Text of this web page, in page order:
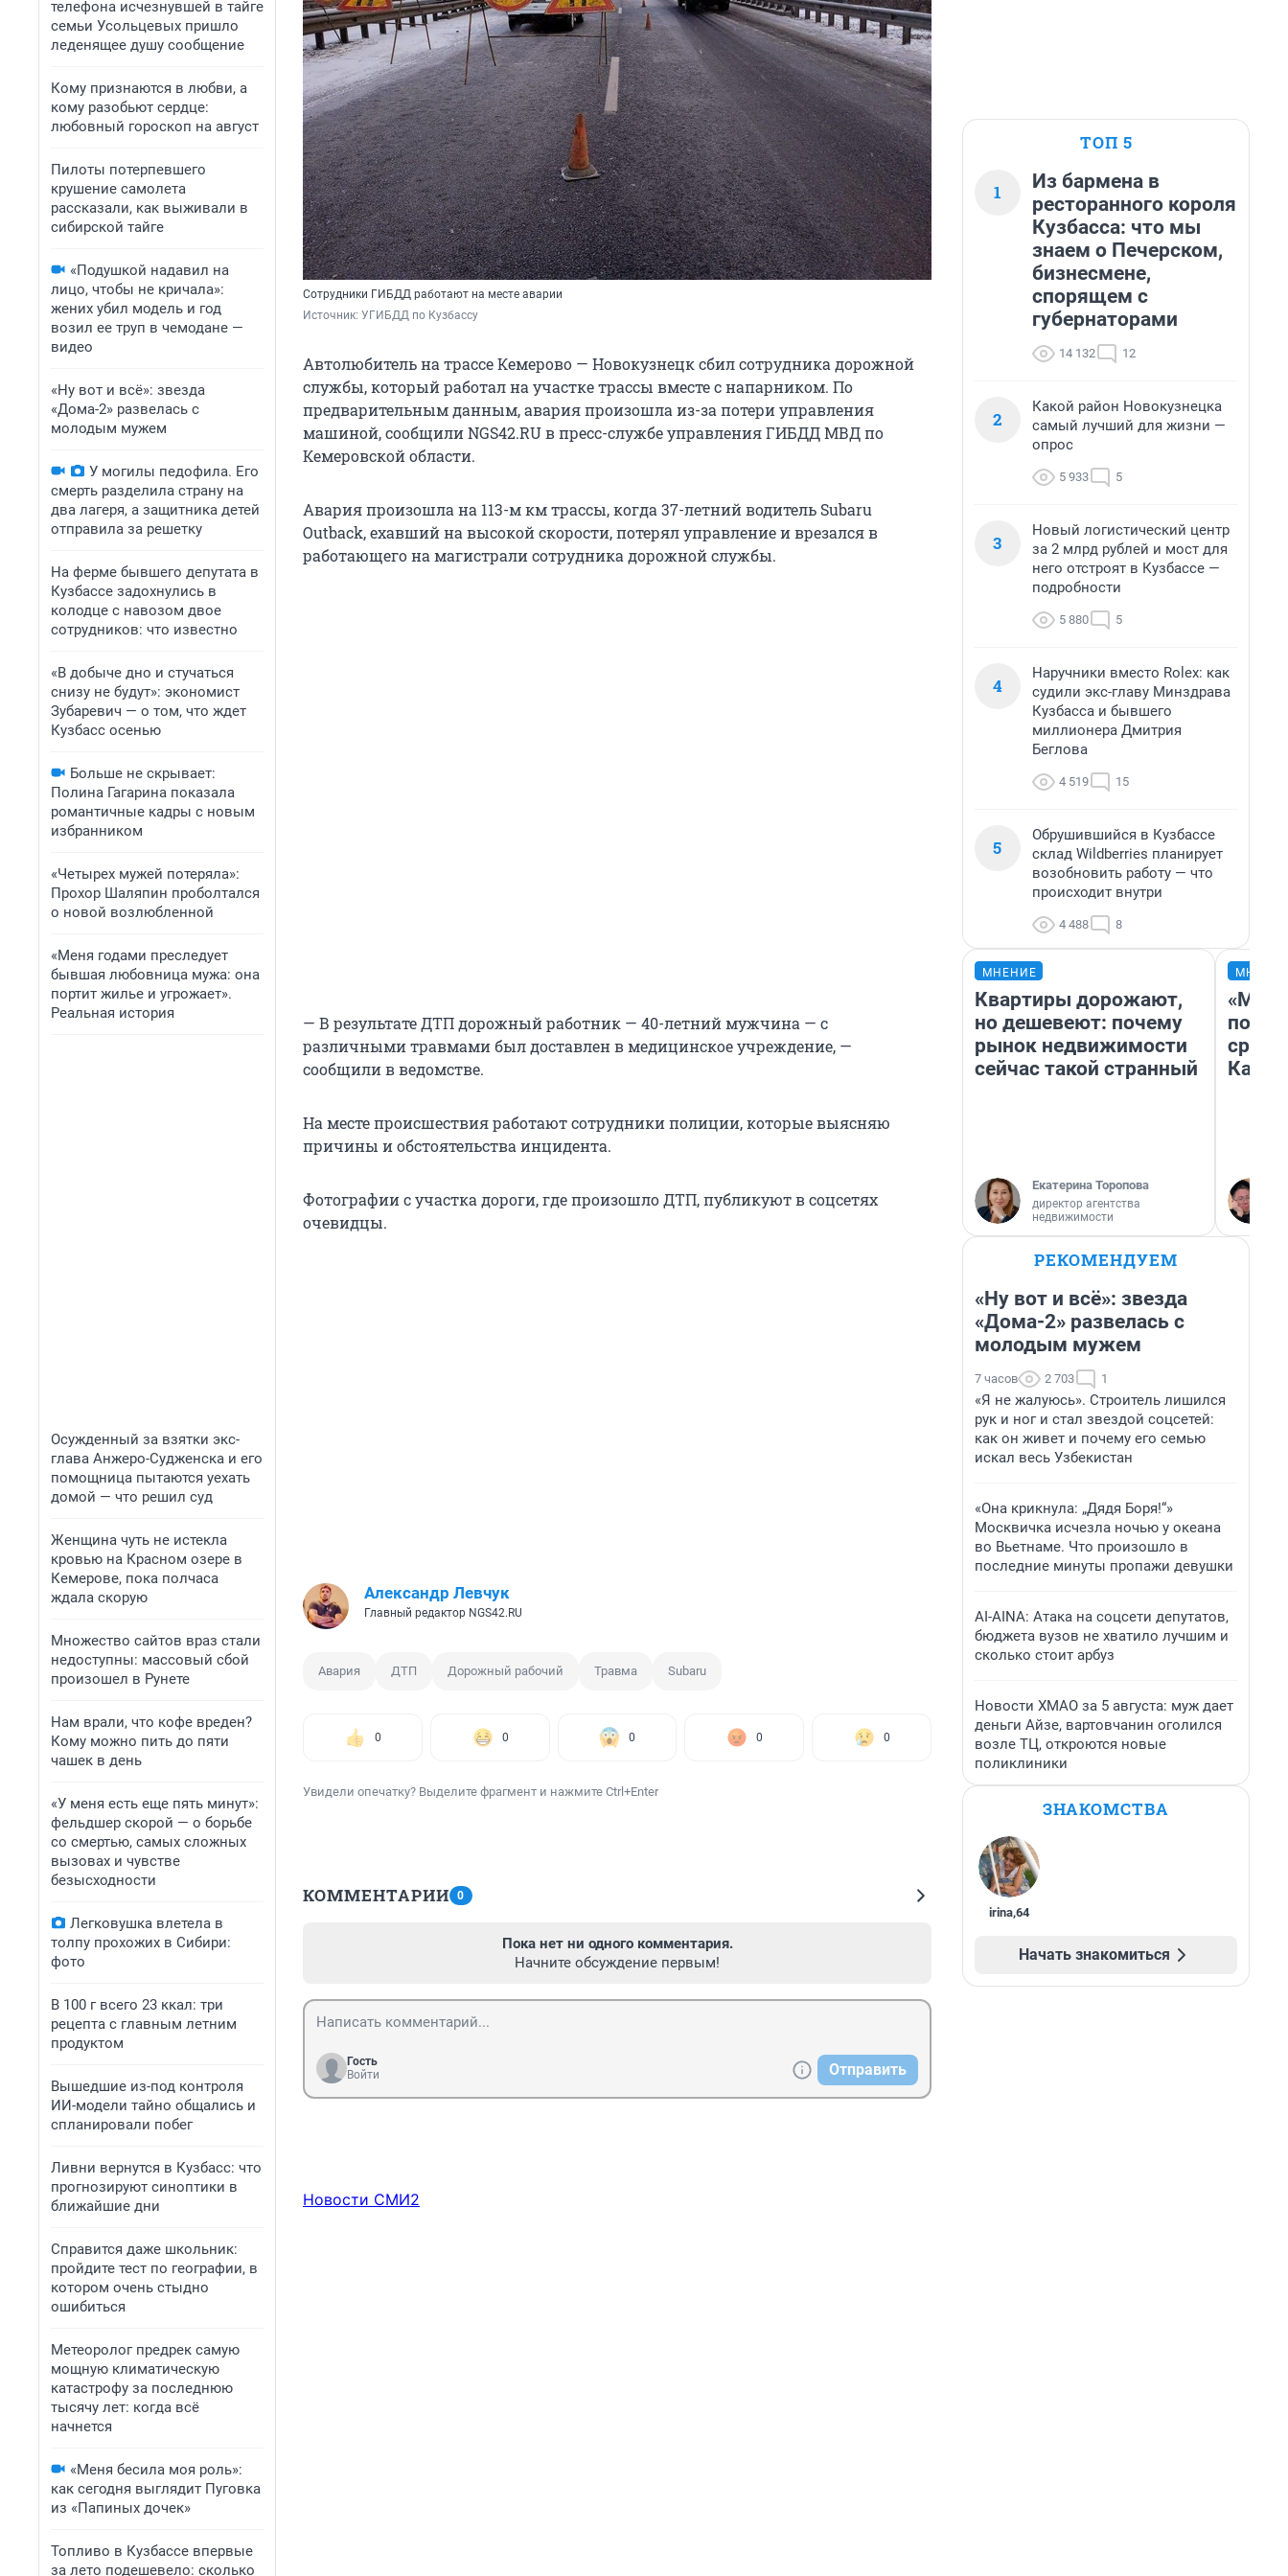
телефона исчезнувшей в тайге
семьи Усольцевых пришло
леденящее душу сообщение
Кому признаются в любви, а
кому разобьют сердце:
любовный гороскоп на август
Пилоты потерпевшего
крушение самолета
рассказали, как выживали в
сибирской тайге
«Подушкой надавил на
лицо, чтобы не кричала»:
жених убил модель и год
возил ее труп в чемодане —
видео
«Ну вот и всё»: звезда
«Дома-2» развелась с
молодым мужем
У могилы педофила. Его
смерть разделила страну на
два лагеря, а защитника детей
отправила за решетку
На ферме бывшего депутата в
Кузбассе задохнулись в
колодце с навозом двое
сотрудников: что известно
«В добыче дно и стучаться
снизу не будут»: экономист
Зубаревич — о том, что ждет
Кузбасс осенью
Больше не скрывает:
Полина Гагарина показала
романтичные кадры с новым
избранником
«Четырех мужей потеряла»:
Прохор Шаляпин проболтался
о новой возлюбленной
«Меня годами преследует
бывшая любовница мужа: она
портит жилье и угрожает».
Реальная история
Осужденный за взятки экс-
глава Анжеро-Судженска и его
помощница пытаются уехать
домой — что решил суд
Женщина чуть не истекла
кровью на Красном озере в
Кемерове, пока полчаса
ждала скорую
Множество сайтов враз стали
недоступны: массовый сбой
произошел в Рунете
Нам врали, что кофе вреден?
Кому можно пить до пяти
чашек в день
«У меня есть еще пять минут»:
фельдшер скорой — о борьбе
со смертью, самых сложных
вызовах и чувстве
безысходности
Легковушка влетела в
толпу прохожих в Сибири:
фото
В 100 г всего 23 ккал: три
рецепта с главным летним
продуктом
Вышедшие из-под контроля
ИИ-модели тайно общались и
спланировали побег
Ливни вернутся в Кузбасс: что
прогнозируют синоптики в
ближайшие дни
Справится даже школьник:
пройдите тест по географии, в
котором очень стыдно
ошибиться
Метеоролог предрек самую
мощную климатическую
катастрофу за последнюю
тысячу лет: когда всё
начнется
«Меня бесила моя роль»:
как сегодня выглядит Пуговка
из «Папиных дочек»
Топливо в Кузбассе впервые
за лето подешевело: сколько
Сотрудники ГИБДД работают на месте аварии
Источник: УГИБДД по Кузбассу
Автолюбитель на трассе Кемерово — Новокузнецк сбил сотрудника дорожной
службы, который работал на участке трассы вместе с напарником. По
предварительным данным, авария произошла из-за потери управления
машиной, сообщили NGS42.RU в пресс-службе управления ГИБДД МВД по
Кемеровской области.
Авария произошла на 113-м км трассы, когда 37-летний водитель Subaru
Outback, ехавший на высокой скорости, потерял управление и врезался в
работающего на магистрали сотрудника дорожной службы.
— В результате ДТП дорожный работник — 40-летний мужчина — с
различными травмами был доставлен в медицинское учреждение, —
сообщили в ведомстве.
На месте происшествия работают сотрудники полиции, которые выясняю
причины и обстоятельства инцидента.
Фотографии с участка дороги, где произошло ДТП, публикуют в соцсетях
очевидцы.
Александр Левчук
Главный редактор NGS42.RU
Авария ДТП Дорожный рабочий Травма Subaru
0 0 0 0 0
Увидели опечатку? Выделите фрагмент и нажмите Ctrl+Enter
КОММЕНТАРИИ 0
Пока нет ни одного комментария.
Начните обсуждение первым!
Гость
Войти
Отправить
Новости СМИ2
ТОП 5
1
Из бармена в
ресторанного короля
Кузбасса: что мы
знаем о Печерском,
бизнесмене,
спорящем с
губернаторами
14 132 12
2
Какой район Новокузнецка
самый лучший для жизни —
опрос
5 933 5
3
Новый логистический центр
за 2 млрд рублей и мост для
него отстроят в Кузбассе —
подробности
5 880 5
4
Наручники вместо Rolex: как
судили экс-главу Минздрава
Кузбасса и бывшего
миллионера Дмитрия
Беглова
4 519 15
5
Обрушившийся в Кузбассе
склад Wildberries планирует
возобновить работу — что
происходит внутри
4 488 8
МНЕНИЕ
Квартиры дорожают,
но дешевеют: почему
рынок недвижимости
сейчас такой странный
Екатерина Торопова
директор агентства
недвижимости
РЕКОМЕНДУЕМ
«Ну вот и всё»: звезда
«Дома-2» развелась с
молодым мужем
7 часов 2 703 1
«Я не жалуюсь». Строитель лишился
рук и ног и стал звездой соцсетей:
как он живет и почему его семью
искал весь Узбекистан
«Она крикнула: „Дядя Боря!“»
Москвичка исчезла ночью у океана
во Вьетнаме. Что произошло в
последние минуты пропажи девушки
AI-AINA: Атака на соцсети депутатов,
бюджета вузов не хватило лучшим и
сколько стоит арбуз
Новости ХМАО за 5 августа: муж дает
деньги Айзе, вартовчанин оголился
возле ТЦ, откроются новые
поликлиники
ЗНАКОМСТВА
irina,64
Начать знакомиться